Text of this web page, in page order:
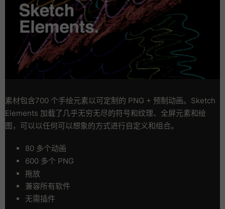
素材包含700 个手绘元素以可定制的 PNG + 预制动画。Sketch
Elements 加载了几乎无穷无尽的符号和纹理、全屏元素和绘
图，可以以任何可以想象的方式进行自定义和组合。
80 多个动画
600 多个 PNG
拖放
兼容所有软件
无需插件